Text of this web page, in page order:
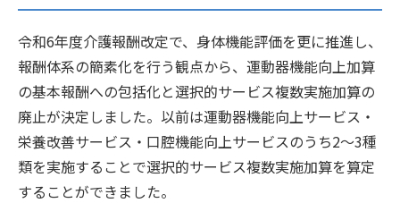
令和6年度介護報酬改定で、身体機能評価を更に推進し、
報酬体系の簡素化を行う観点から、運動器機能向上加算
の基本報酬への包括化と選択的サービス複数実施加算の
廃止が決定しました。以前は運動器機能向上サービス・
栄養改善サービス・口腔機能向上サービスのうち2〜3種
類を実施することで選択的サービス複数実施加算を算定
することができました。